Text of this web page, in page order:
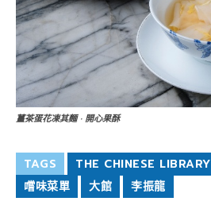
薑茶蛋花凍其麵 · 開心果酥
TAGS THE CHINESE LIBRARY
嚐味菜單
大館 李振龍